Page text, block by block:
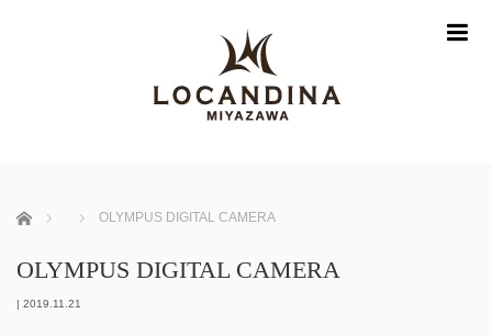
ホーム OLYMPUS DIGITAL CAMERA
OLYMPUS DIGITAL CAMERA
| 2019.11.21